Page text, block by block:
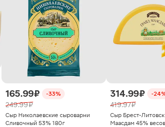
165.99 ₽ -33%
249.99 ₽
Сыр Николаевские сыроварни
Сливочный 53% 180г
314.99 ₽ -
419.97 ₽
Сыр Брест-Литовск
Маасдам 45%